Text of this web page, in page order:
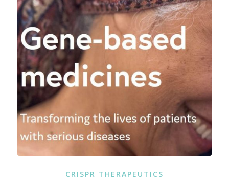
CRISPR THERAPEUTICS